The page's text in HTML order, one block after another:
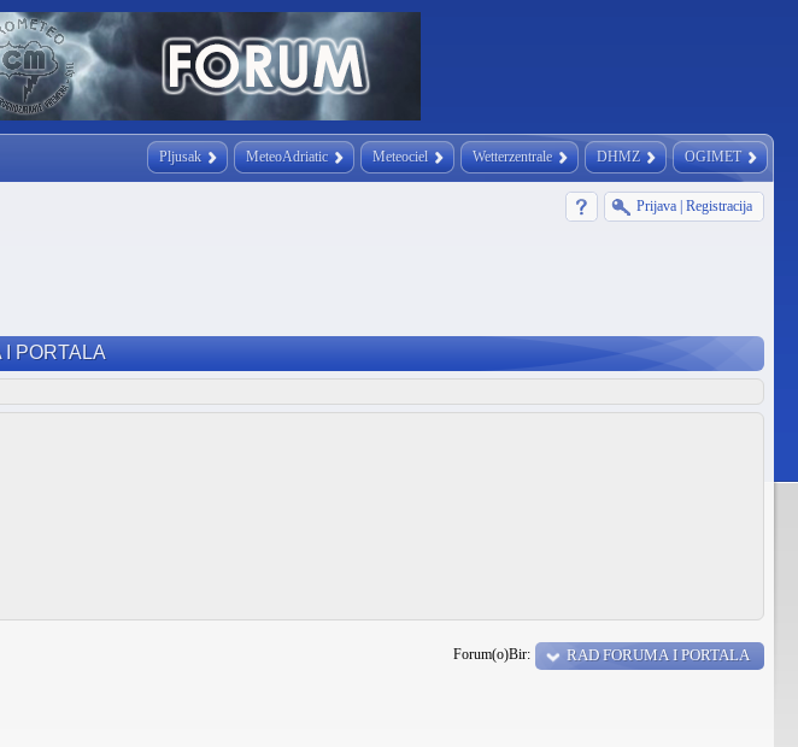
Pljusak MeteoAdriatic Meteociel Wetterzentrale DHMZ OGIMET
Prijava Registracija
I PORTALA
Forum(o)Bir: RAD FORUMA I PORTALA